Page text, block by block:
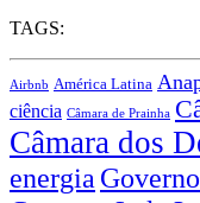
TAGS:
Airbnb América Latina
ciência Câmara de Prainha
Câmara dos
energia